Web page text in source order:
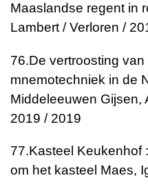
Maaslandse regent in
Lambert / Verloren /
76.De vertroosting
mnemotechniek in de
Middeleeuwen Gijsen,
2019 / 2019
77.Kasteel Keukenhof
om het kasteel Maes,